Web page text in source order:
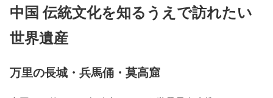
中国 伝統文化を知るうえで訪れたい
世界遺産
万里の長城・兵馬俑・莫高窟